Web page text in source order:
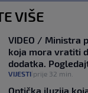
VIŠE
VIDEO / Ministra
koja mora vratiti
dodatka.
VIJESTI prije 32 min.
Optička iluzija